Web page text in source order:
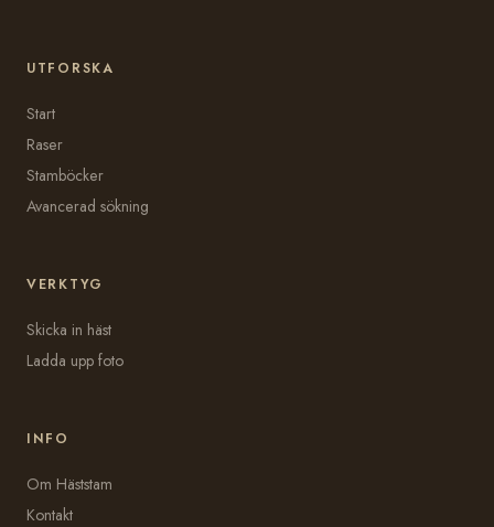
UTFORSKA
Start
Raser
Stamböcker
Avancerad sökning
VERKTYG
Skicka in häst
Ladda upp foto
INFO
Om Häststam
Kontakt